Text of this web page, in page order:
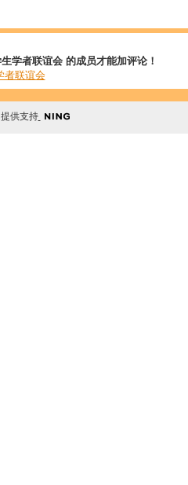
学者联谊会 的成员才能加评论！
者联谊会
供支持